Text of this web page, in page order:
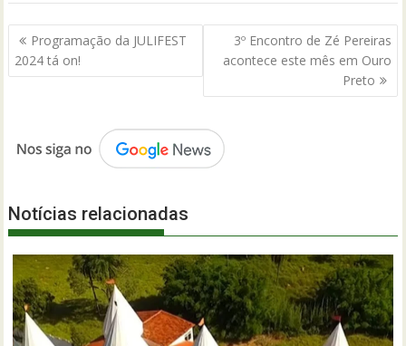
Navegação
de
Post
Programação da JULIFEST
2024 tá on!
3º Encontro de Zé Pereiras
acontece este mês em Ouro
Preto
Notícias relacionadas